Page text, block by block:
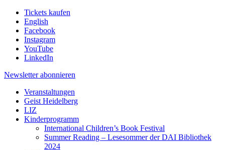
Tickets kaufen
English
Facebook
Instagram
YouTube
LinkedIn
Newsletter abonnieren
Veranstaltungen
Geist Heidelberg
LIZ
Kinderprogramm
International Children’s Book Festival
Summer Reading – Lesesommer der DAI Bibliothek
2024